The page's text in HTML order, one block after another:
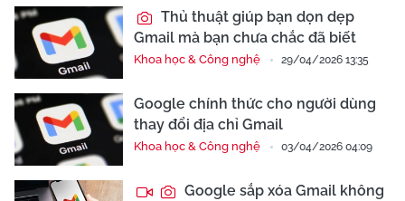
Thủ thuật giúp bạn dọn dẹp
Gmail mà bạn chưa chắc đã biết
Khoa học & Công nghệ 29/04/2026 13:35
Google chính thức cho người dùng
thay đổi địa chỉ Gmail
Khoa học & Công nghệ 03/04/2026 04:09
Google sắp xóa Gmail không